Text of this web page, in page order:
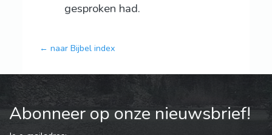
gesproken had.
← naar Bijbel index
Abonneer op onze nieuwsbrief!